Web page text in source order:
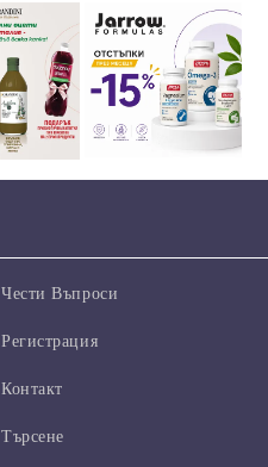
Чести Въпроси
Регистрация
Контакт
Търсене